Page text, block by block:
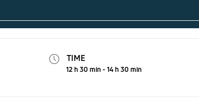
TIME
12 h 30 min - 14 h 30 min